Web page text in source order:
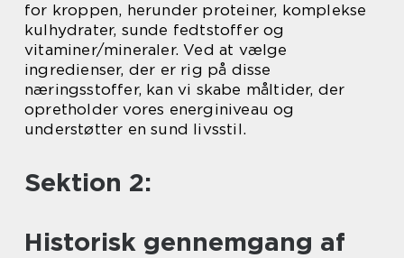
for kroppen, herunder proteiner, komplekse
kulhydrater, sunde fedtstoffer og
vitaminer/mineraler. Ved at vælge
ingredienser, der er rig på disse
næringsstoffer, kan vi skabe måltider, der
opretholder vores energiniveau og
understøtter en sund livsstil.
Sektion 2:
Historisk gennemgang af